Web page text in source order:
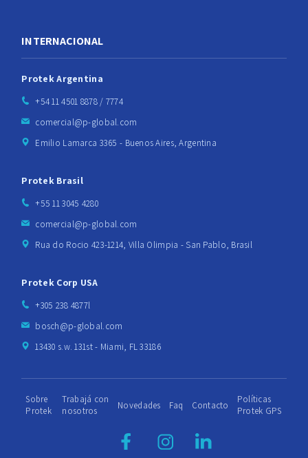
INTERNACIONAL
Protek Argentina
+54 11 4501 8878 / 7774
comercial@p-global.com
Emilio Lamarca 3365 - Buenos Aires, Argentina
Protek Brasil
+55 11 3045 4280
comercial@p-global.com
Rua do Rocio 423-1214, Villa Olimpia - San Pablo, Brasil
Protek Corp USA
+305 238 4877l
bosch@p-global.com
13430 s.w. 131st - Miami, FL 33186
Sobre
Protek
Trabajá con
nosotros
Novedades Faq Contacto
Políticas
Protek GPS